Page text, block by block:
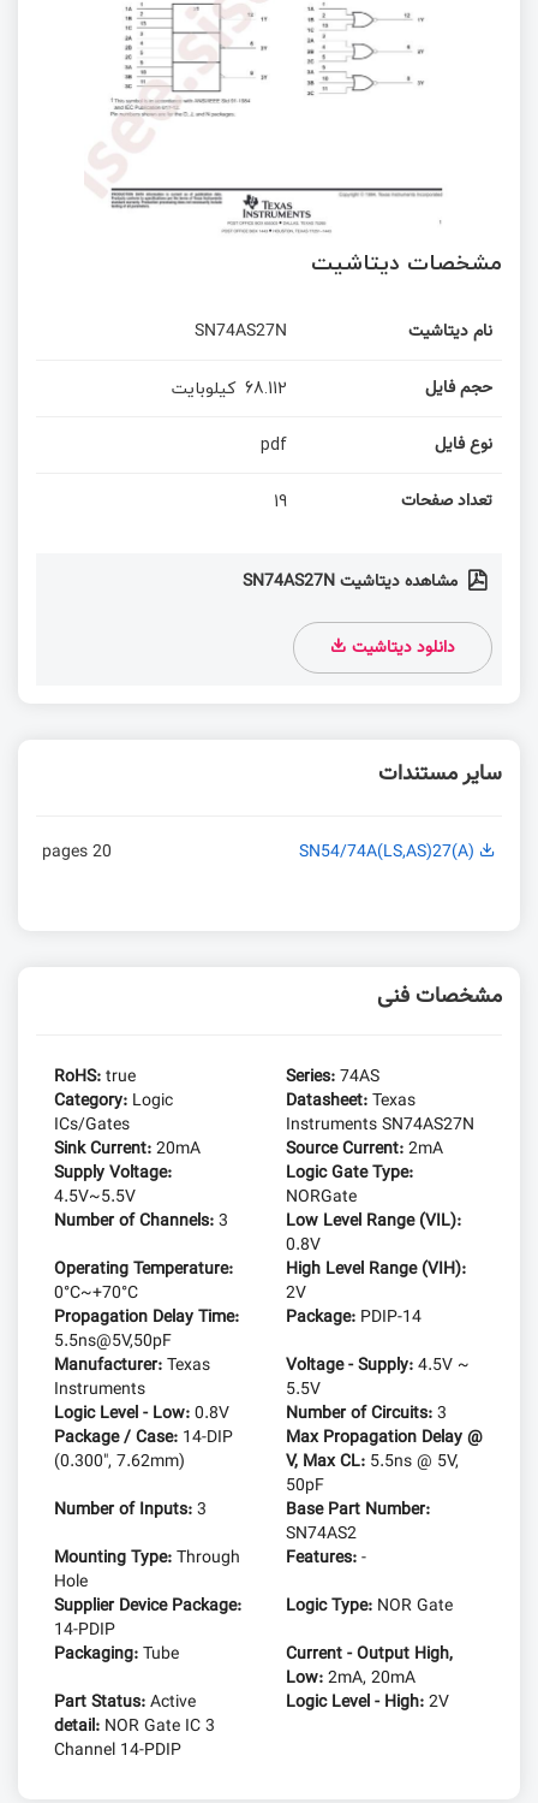
مشخصات دیتاشیت
نام دیتاشیت SN74AS27N
حجم فایل 68.112 کیلوبایت
نوع فایل pdf
تعداد صفحات 19
مشاهده دیتاشیت SN74AS27N
دانلود دیتاشیت
سایر مستندات
SN54/74A(LS,AS)27(A)
20 pages
مشخصات فنی
RoHS:true Series:74AS
Category: Logic
ICs/Gates
Datasheet:Texas
Instruments SN74AS27N
Sink Current:20mA Source Current:2mA
Supply Voltage:
4.5V~5.5V
Logic Gate Type:
NORGate
Number of Channels:3
Low Level Range (VIL):
0.8V
Operating Temperature:
0°C~+70°C
High Level Range (VIH):
2V
Propagation Delay Time:
5.5ns@5V,50pF
Package: PDIP-14
Manufacturer:Texas
Instruments
Voltage - Supply:4.5V ~
5.5V
Logic Level - Low:0.8V Number of Circuits:3
Package / Case: 14-DIP
(0.300", 7.62mm)
Max Propagation Delay @
V, Max CL: 5.5ns @ 5V,
50pF
Number of Inputs:3
Base Part Number:
SN74AS2
Mounting Type:Through
Hole
Features:-
Supplier Device Package:
14-PDIP
Logic Type: NOR Gate
Packaging:Tube
Current - Output High,
Low:2mA, 20mA
Part Status:Active Logic Level - High:2V
detail: NOR Gate IC 3
Channel 14-PDIP